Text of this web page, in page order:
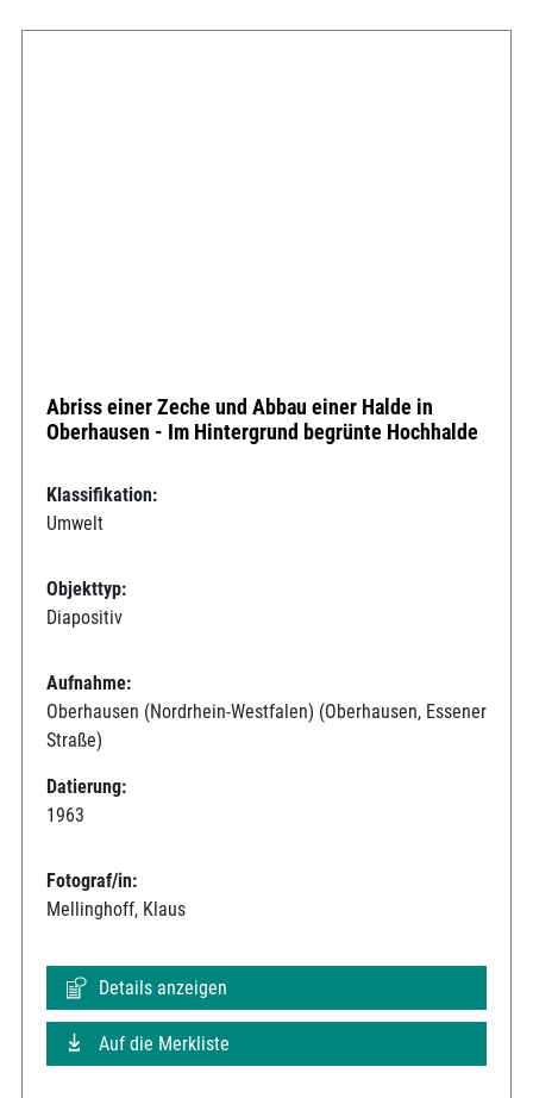
Abriss einer Zeche und Abbau einer Halde in
Oberhausen - Im Hintergrund begrünte Hochhalde
Klassifikation:
Umwelt
Objekttyp:
Diapositiv
Aufnahme:
Oberhausen (Nordrhein-Westfalen) (Oberhausen, Essener
Straße)
Datierung:
1963
Fotograf/in:
Mellinghoff, Klaus
Details anzeigen
Auf die Merkliste